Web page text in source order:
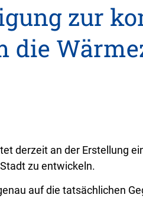
zur
die
derzeit an der Erstellung
zu entwickeln.
auf die tatsächlichen